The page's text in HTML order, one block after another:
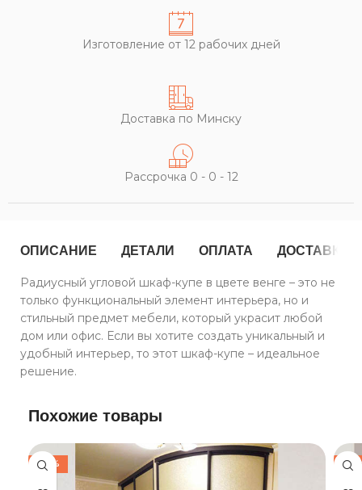
Изготовление от 12 рабочих дней
Доставка по Минску
Рассрочка 0 - 0 - 12
ОПИСАНИЕ ДЕТАЛИ ОПЛАТА ДОСТАВКА
Радиусный угловой шкаф-купе в цвете венге – это не
только функциональный элемент интерьера, но и
стильный предмет мебели, который украсит любой
дом или офис. Если вы хотите создать уникальный и
удобный интерьер, то этот шкаф-купе – идеальное
решение.
Похожие товары
-30% -